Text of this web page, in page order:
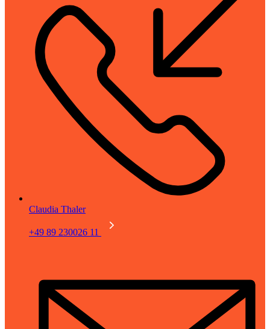
Claudia Thaler
+49 89 230026 11